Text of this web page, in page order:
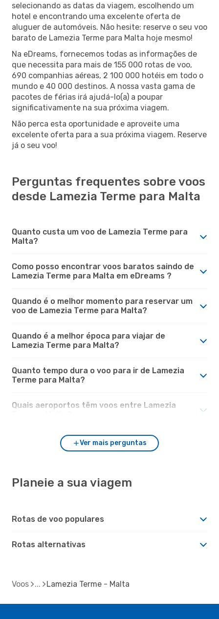
selecionando as datas da viagem, escolhendo um
hotel e encontrando uma excelente oferta de
aluguer de automóveis. Não hesite: reserve o seu voo
barato de Lamezia Terme para Malta hoje mesmo!
Na eDreams, fornecemos todas as informações de
que necessita para mais de 155 000 rotas de voo,
690 companhias aéreas, 2 100 000 hotéis em todo o
mundo e 40 000 destinos. A nossa vasta gama de
pacotes de férias irá ajudá-lo(a) a poupar
significativamente na sua próxima viagem.
Não perca esta oportunidade e aproveite uma
excelente oferta para a sua próxima viagem. Reserve
já o seu voo!
Perguntas frequentes sobre voos
desde Lamezia Terme para Malta
Quanto custa um voo de Lamezia Terme para
Malta?
Como posso encontrar voos baratos saindo de
Lamezia Terme para Malta em eDreams ?
Quando é o melhor momento para reservar um
voo de Lamezia Terme para Malta?
Quando é a melhor época para viajar de
Lamezia Terme para Malta?
Quanto tempo dura o voo para ir de Lamezia
Terme para Malta?
Quais aeroportos têm voos entre Lamezia
Ver mais perguntas
Planeie a sua viagem
Rotas de voo populares
Rotas alternativas
Voos Lamezia Terme - Malta